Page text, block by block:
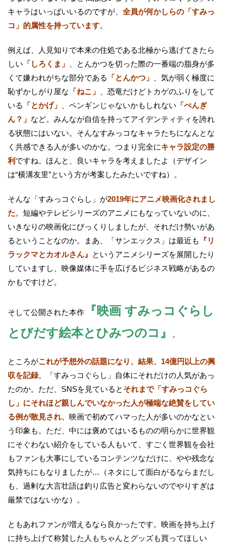
キャラはいっぱいいるのですが、 全員が何かしらの「すみっ
コ」的属性を持っています。
例えば、人見知りで本来の住処である北極から逃げてきたら
しい 「しろくま」
、とんかつを切った際の一番端の脂身が多
くて嫌われがちな部分である
「とんかつ」
、気が弱く極度に
恥ずかしがり屋な 「ねこ」
、恐竜だけどトカゲのふりをして
いる
「とかげ」 、ペンギンじゃないかもしれない 「ぺんぎ
ん？」 など。みんなが自信を持ってアイデンティティを誇れ
る状態にはいない。そんなすみっコなキャラたちになんとな
く共感できる人が多いのかな。つまり完全にキャラ設定の勝
利 ですね。ほんと、良いキャラを考えましたよ（デザイン
は“横溝友里”という方が考案したみたいですね）。
そんな「すみっコぐらし」が2019年にアニメ映画化されまし
た。短編やテレビシリーズのアニメにもなっていないのに、
いきなりの映画化にびっくりしましたが、それだけ勢いがあ
るということなのか。まあ、「サンエックス」は最近も
『リ
ラックマとカオルさん』 というアニメシリーズを展開したり
していますし、映像媒体に手を広げるビジネス戦略があるの
かもですけど。
そして公開された本作
『映画 すみっコぐらし
とびだす絵本とひみつのコ』
。
ところがこれが予想外の話題になり、結果、14億円以上の興
収を記録。「すみっコぐらし」自体にそれだけの人気があっ
たのか。ただ、SNSを見ていると それまで「すみっコぐら
し」にそれほど親しんでいなかった人が極端な絶賛をしてい
る例が散見され、 映画で初めてハマった人が多いのかなとい
う印象も。ただ、中には褒めてはいるものの明らかに世界観
にそぐわない紹介をしている人もいて、すごく世界観を会社
もファンも大事にしているコンテンツなだけに、やや残念な
気持ちにもなりましたが…（ネタにして面白がるならまだし
も、過剰な大言壮語は釣り広告と変わらないのでやりすぎは
厳禁ではないかな）。
ともあれファンが増えるなら良かったです。映画を持ち上げ
に持ち上げて称賛した人もちゃんとグッズも買ってほしい